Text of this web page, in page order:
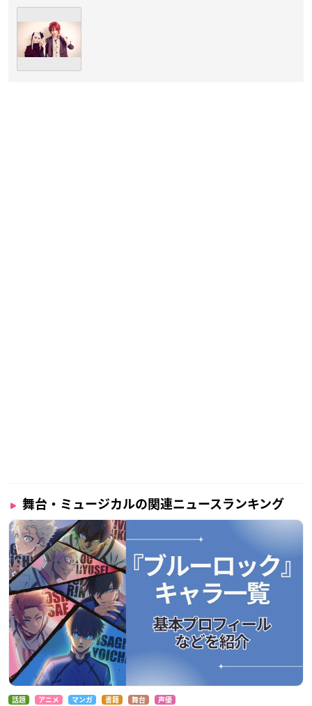
舞台・ミュージカルの関連ニュースランキング
話題 アニメ マンガ 書籍 舞台 声優